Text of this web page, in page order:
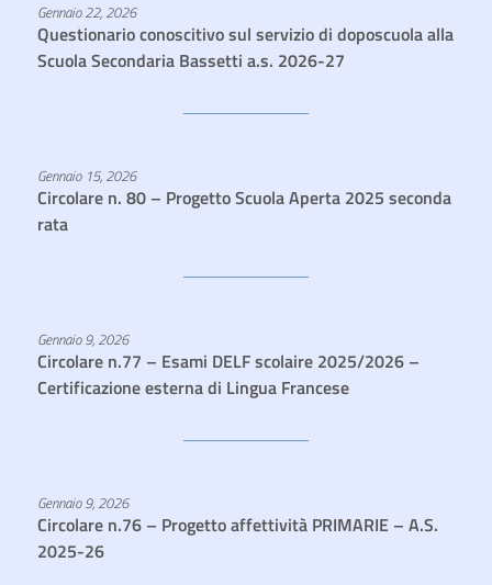
Gennaio 22, 2026
Questionario conoscitivo sul servizio di doposcuola alla
Scuola Secondaria Bassetti a.s. 2026-27
Gennaio 15, 2026
Circolare n. 80 – Progetto Scuola Aperta 2025 seconda
rata
Gennaio 9, 2026
Circolare n.77 – Esami DELF scolaire 2025/2026 –
Certificazione esterna di Lingua Francese
Gennaio 9, 2026
Circolare n.76 – Progetto affettività PRIMARIE – A.S.
2025-26